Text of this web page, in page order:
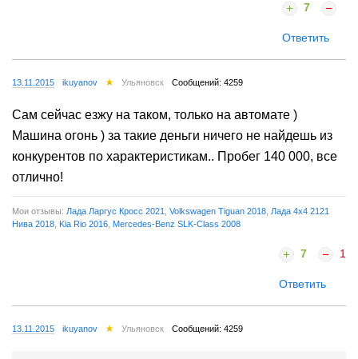
7
Ответить
13.11.2015 ikuyanov Ульяновск Сообщений: 4259
Сам сейчас езжу на таком, только на автомате )
Машина огонь ) за такие деньги ничего не найдешь из
конкурентов по характеристикам.. Пробег 140 000, все
отлично!
Мои отзывы: Лада Ларгус Кросс 2021 Volkswagen Tiguan 2018 Лада 4x4 2121
Нива 2018 Kia Rio 2016 Mercedes-Benz SLK-Class 2008
7 1
Ответить
13.11.2015 ikuyanov Ульяновск Сообщений: 4259